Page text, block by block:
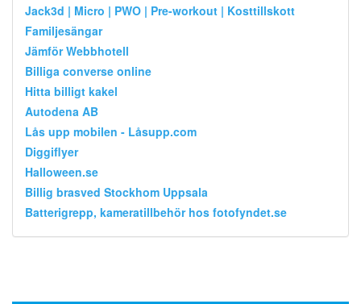
Jack3d | Micro | PWO | Pre-workout | Kosttillskott
Familjesängar
Jämför Webbhotell
Billiga converse online
Hitta billigt kakel
Autodena AB
Lås upp mobilen - Låsupp.com
Diggiflyer
Halloween.se
Billig brasved Stockhom Uppsala
Batterigrepp, kameratillbehör hos fotofyndet.se